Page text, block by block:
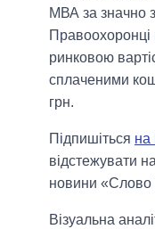
МВА за значно
ринковою
сплаченими
грн.
Підпишіться на
відстежувати
новини «Слово
Візуальна